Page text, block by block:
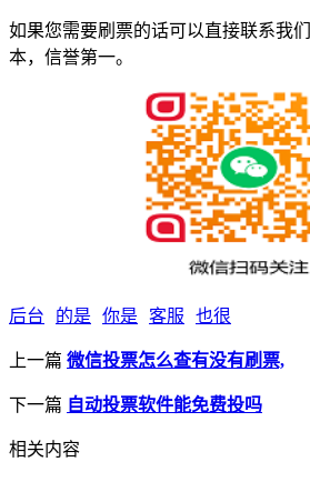
如果您需要刷票的话可以直接联系我
本，信誉第一。
后台 的是 你是 客服 也很
上一篇 微信投票怎么查有没有刷票,
下一篇 自动投票软件能免费投吗
相关内容